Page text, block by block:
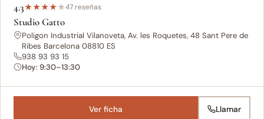
4.3★★★★★47 reseñas
Studio Gatto
Poligon Industrial Vilanoveta, Av. les Roquetes, 48 Sant Pere de
Ribes Barcelona 08810 ES
938 93 93 15
Hoy: 9:30–13:30
Ver ficha Llamar